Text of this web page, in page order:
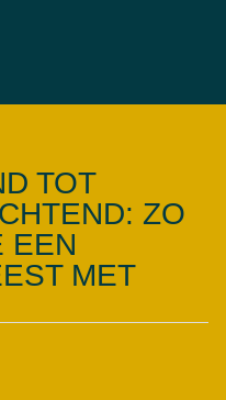
TOT
ZO
EEN
MET